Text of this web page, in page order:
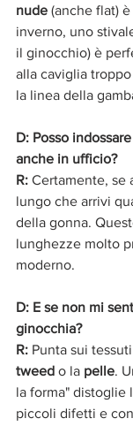
nude (anche flat)
inverno, uno
il ginocchio) è
alla caviglia
la linea della
D: Posso
anche in ufficio?
R: Certamente, se
lungo che arrivi
della gonna.
lunghezze molto
moderno.
D: E se non mi
ginocchia?
R: Punta sui
tweed o la pelle.
la forma" distoglie
piccoli difetti e